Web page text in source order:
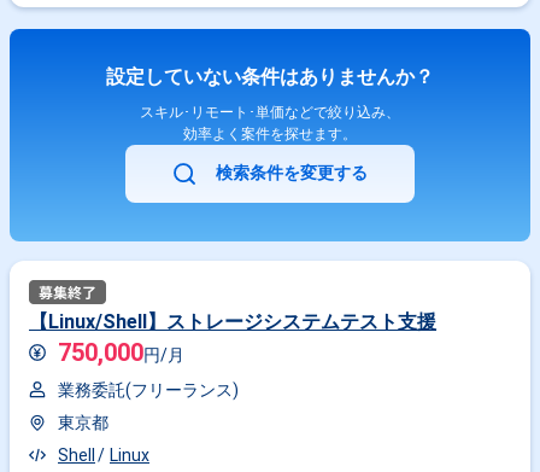
設定していない条件はありませんか？
スキル･リモート･単価などで絞り込み、
効率よく案件を探せます。
検索条件を変更する
【Linux/Shell】ストレージシステムテスト支援
750,000円/月
業務委託(フリーランス)
東京都
Shell
Linux